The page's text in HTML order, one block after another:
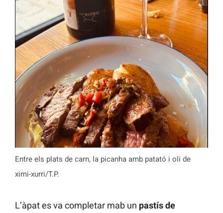
Entre els plats de carn, la picanha amb patató i oli de
ximi-xurri/T.P.
L’àpat es va completar mab un pastís de